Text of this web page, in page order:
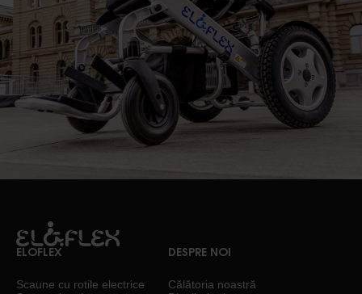
ELOFLEX
Scaune cu rotile electrice
DESPRE NOI
Călătoria noastră